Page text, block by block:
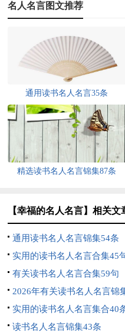
名人名言图文推荐
通用读书名人名言35条
精选读书名人名言锦集87条
【幸福的名人名言】相关文
通用读书名人名言锦集54条
实用的读书名人名言合集45
有关读书名人名言合集59句
2026年有关读书名人名言锦
62条
实用的读书名人名言集合40
读书名人名言锦集43条